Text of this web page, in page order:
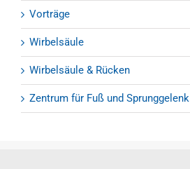
Vorträge
Wirbelsäule
Wirbelsäule & Rücken
Zentrum für Fuß und Sprunggelenk